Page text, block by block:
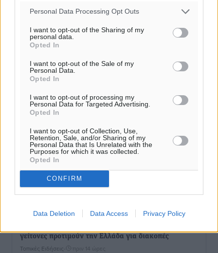
Personal Data Processing Opt Outs
I want to opt-out of the Sharing of my
personal data.
Opted In
I want to opt-out of the Sale of my
Personal Data.
Opted In
I want to opt-out of processing my
Personal Data for Targeted Advertising.
Opted In
I want to opt-out of Collection, Use,
Retention, Sale, and/or Sharing of my
Personal Data that Is Unrelated with the
Purposes for which it was collected.
Opted In
CONFIRM
Data Deletion Data Access Privacy Policy
αναχωρούν από Πειραιά, Ραφήνα και Λαύριο
Ειδήσεις• πριν 13 ώρες
Τι αλλάζει το χωροταξικό στις τουριστικές επενδύσεις
ΥΠΑΑΤ: 12,5 εκατ. ευρώ στις 13 Περιφέρειες για μέτρα
Τοπικές Ειδήσεις• πριν 13 ώρες
Ποιοι φοιτητές μπορούν να λάβουν ενίσχυση για
στέγη έως 2.500 ευρώ
Ειδήσεις• πριν 13 ώρες
«Γιατί οι Τούρκοι συρρέουν στα ελληνικά νησιά»:
γείτονες προτιμούν την Ελλάδα για διακοπές
Τοπικές Ειδήσεις πριν 14 ώρες